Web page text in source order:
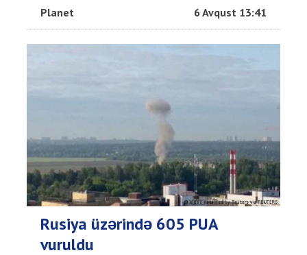
Planet 6 Avqust 13:41
Rusiya üzərində 605 PUA
vuruldu